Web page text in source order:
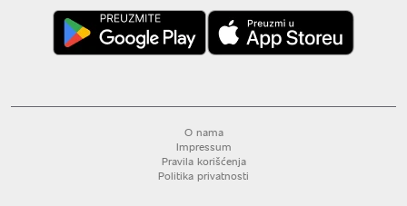
O nama
Impressum
Pravila korišćenja
Politika privatnosti